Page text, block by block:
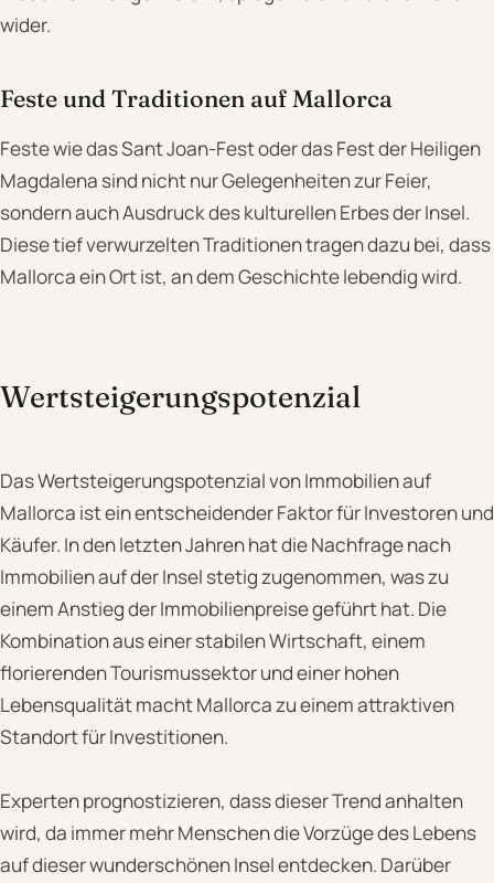
wider.
Feste und Traditionen auf Mallorca
Feste wie das Sant Joan-Fest oder das Fest der Heiligen
Magdalena sind nicht nur Gelegenheiten zur Feier,
sondern auch Ausdruck des kulturellen Erbes der Insel.
Diese tief verwurzelten Traditionen tragen dazu bei, dass
Mallorca ein Ort ist, an dem Geschichte lebendig wird.
Wertsteigerungspotenzial
Das Wertsteigerungspotenzial von Immobilien auf
Mallorca ist ein entscheidender Faktor für Investoren und
Käufer. In den letzten Jahren hat die Nachfrage nach
Immobilien auf der Insel stetig zugenommen, was zu
einem Anstieg der Immobilienpreise geführt hat. Die
Kombination aus einer stabilen Wirtschaft, einem
florierenden Tourismussektor und einer hohen
Lebensqualität macht Mallorca zu einem attraktiven
Standort für Investitionen.
Experten prognostizieren, dass dieser Trend anhalten
wird, da immer mehr Menschen die Vorzüge des Lebens
auf dieser wunderschönen Insel entdecken. Darüber